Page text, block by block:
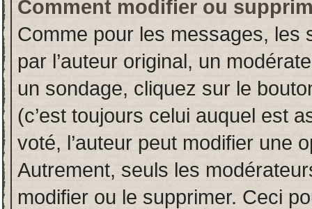
Comment modifier ou
Comme pour les messages, les
par l’auteur original, un
un sondage, cliquez sur le
(c’est toujours celui auquel est
voté, l’auteur peut modifier une
Autrement, seuls les
modifier ou le supprimer. Ceci